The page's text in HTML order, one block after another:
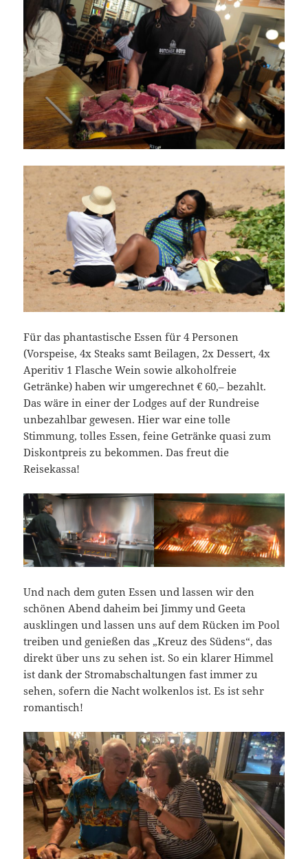
Für das phantastische Essen für 4 Personen
(Vorspeise, 4x Steaks samt Beilagen, 2x Dessert, 4x
Aperitiv 1 Flasche Wein sowie alkoholfreie
Getränke) haben wir umgerechnet € 60,– bezahlt.
Das wäre in einer der Lodges auf der Rundreise
unbezahlbar gewesen. Hier war eine tolle
Stimmung, tolles Essen, feine Getränke quasi zum
Diskontpreis zu bekommen. Das freut die
Reisekassa!
Und nach dem guten Essen und lassen wir den
schönen Abend daheim bei Jimmy und Geeta
ausklingen und lassen uns auf dem Rücken im Pool
treiben und genießen das „Kreuz des Südens“, das
direkt über uns zu sehen ist. So ein klarer Himmel
ist dank der Stromabschaltungen fast immer zu
sehen, sofern die Nacht wolkenlos ist. Es ist sehr
romantisch!